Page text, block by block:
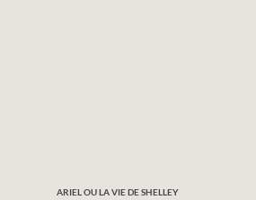
ARIEL OU LA VIE DE SHELLEY